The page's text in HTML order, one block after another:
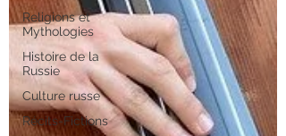
Religions et
Mythologies
Histoire de la
Russie
Culture russe
Récits-Fictions